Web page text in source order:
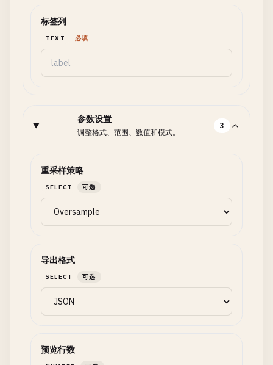
标签列
TEXT 必填
参数设置
调整格式、范围、数值和模式。
3
重采样策略
SELECT 可选
导出格式
SELECT 可选
预览行数